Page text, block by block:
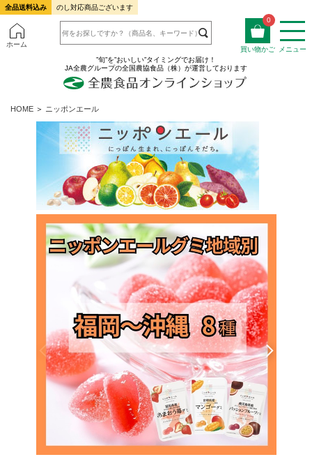
全品送料込み のし対応商品ございます
ホーム
0
買い物かご
メニュー
”旬”を”おいしい”タイミングでお届け！
JA全農グループの全国農協食品（株）が運営しております
HOME ＞ ニッポンエール